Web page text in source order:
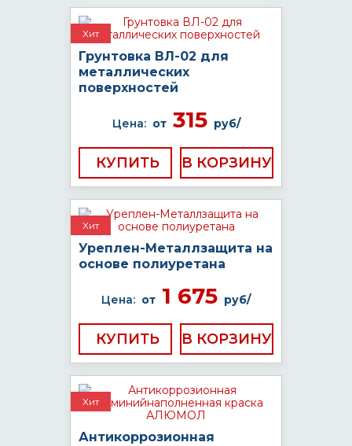
Хит
Грунтовка ВЛ-02 для
металлических
поверхностей
Цена: от315 руб/
КУПИТЬ
Хит
Уреплен-Металлзащита на
основе полиуретана
Цена: от 1 675 руб/
КУПИТЬ
Хит
Антикоррозионная